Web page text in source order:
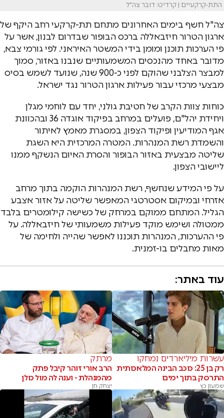
התת-קרקעיים | קרדיט: דובר צה"ל
צה"ל חשף בימים האחרונים מתחם תת-קרקעי רחב היקף של
ארגון הטרור חיזבאללה ברכס הבופור שבדרום לבנון, אשר על
פי הערכות תוכנן ומומן בידי המשטר האיראני. לפי גורמי צבא,
מדובר באחד מהנכסים המשמעותיים שנבנו באזור, סמוך
למבצר הצלבני שהוקם לפני כ-900 שנה, שנועד לשמש בסיס
מבצעי מרכזי עבור פעילות ארגון הטרור נגד ישראל.
כוחות צוות הקרב של חטיבת גולני, יחד עם לוחמי מגלן
ויחידת יהל"ם, פועלים במרחב בפיקוד אוגדה 36 ובהכוונת
אגף המודיעין ופיקוד הצפון, במסגרת מאמץ לאיתור
והשמדת רשת המנהרות. המטרה המרכזית היא השגת
שליטה מבצעית באזור הבופור והסרת האיום הנשקף ממנו
ליישובי הצפון.
על פי המידע שנחשף, רשת המנהרות הוקמה בתוך מרחב
אזרחי ובמיקום אסטרטגי המאפשר שליטה על אזור אצבע
הגליל. המתחם ממוקם במרחק של כשישה קילומטרים בלבד
ממטולה ושימש מוקד פעילות משמעותי של חיזבאללה. על
פי ההערכות, המנהרות תוכננו לאפשר שהייה ולחימה של
מאות מחבלים בו-זמנית.
עוד באתר:
עשרות מיליארדים נמחקו
רק בן 25: כוכב הבינה המלאכותית
התרסק בתוך ימים
שמעון כץ
מרתק
הרב אורי זוהר קיבל פתק
מהמנהלת - וענה לה מול כולן
יצחק חן